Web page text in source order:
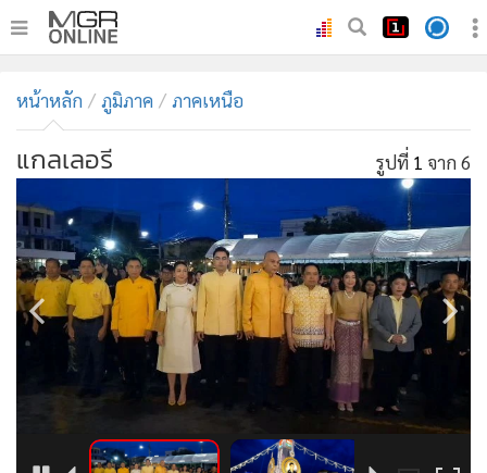
ทันเหตุการณ์
• ภาคใต้
• ภูมิภาค
• Online Section
• บันเทิง
• ผู้จัดการรายวัน
• คอลัมนิสต์
ละคร
CbizReview
ผู้จัดกวน
หน้าหลัก ภูมิภาค ภาคเหนือ
แกลเลอรี รูปที่ 1 จาก 6